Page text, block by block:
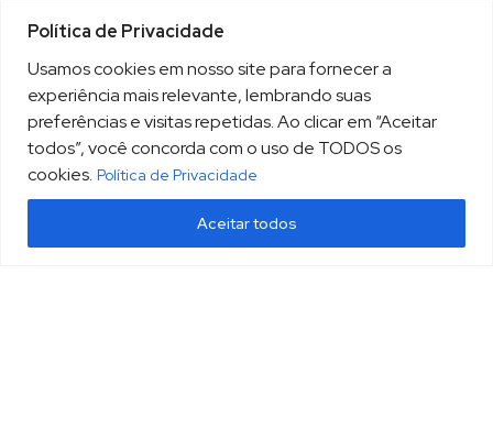
Política de Privacidade
Usamos cookies em nosso site para fornecer a
experiência mais relevante, lembrando suas
preferências e visitas repetidas. Ao clicar em “Aceitar
todos”, você concorda com o uso de TODOS os
cookies. Política de Privacidade
Aceitar todos